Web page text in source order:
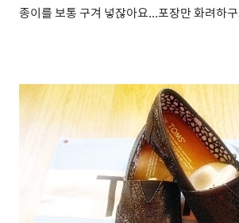
종이를 보통 구겨 넣잖아요...포장만 화려하